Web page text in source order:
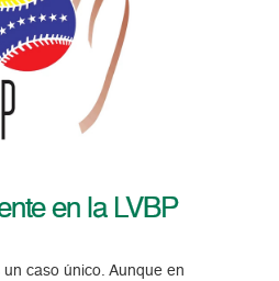
en la LVBP
caso único. Aunque en